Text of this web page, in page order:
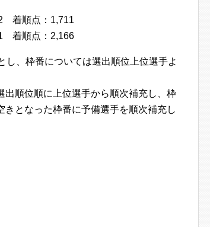
順点：1,711
順点：2,166
、枠番については選出順位上位選手よ
順位順に上位選手から順次補充し、枠
となった枠番に予備選手を順次補充し